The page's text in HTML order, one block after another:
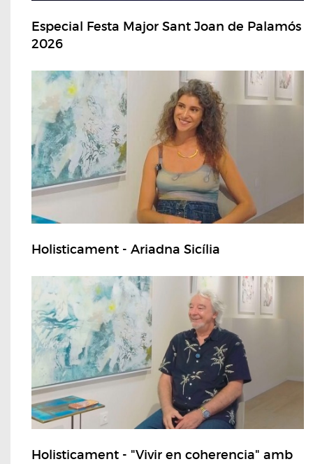
Especial Festa Major Sant Joan de Palamós
2026
Holisticament - Ariadna Sicília
Holisticament - "Vivir en coherencia" amb